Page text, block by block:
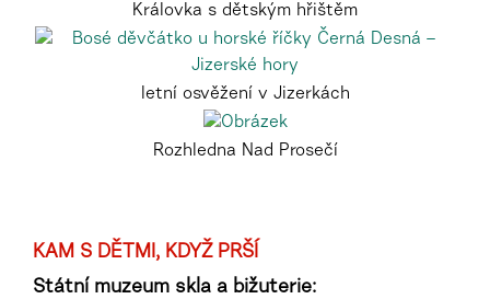
Královka s dětským hřištěm
letní osvěžení v Jizerkách
Rozhledna Nad Prosečí
KAM S DĚTMI, KDYŽ PRŠÍ
Státní muzeum skla a bižuterie: